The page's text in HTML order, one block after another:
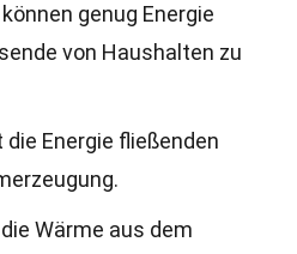
genug Energie
von Haushalten zu
Energie fließenden
Wärme aus dem